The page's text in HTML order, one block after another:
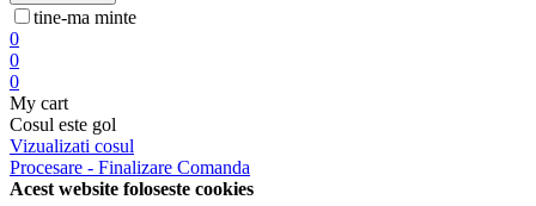
tine-ma minte
0
0
0
My cart
Cosul este gol
Vizualizati cosul
Procesare - Finalizare Comanda
Acest website foloseste cookies